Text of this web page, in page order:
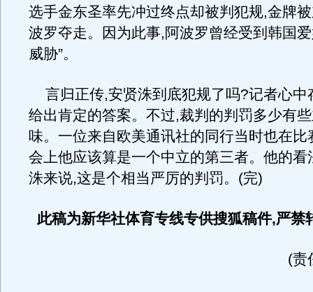
选手金东圣率先冲过终点却被判犯规,金牌
波罗夺走。因为此事,阿波罗曾经受到韩国
威胁”。
言归正传,安贤洙到底犯规了吗?记者心中
给出肯定的答案。不过,裁判的判罚多少有
味。一位来自欧美通讯社的同行当时也在比
会上他应该算是一个中立的第三者。他的看
洙来说,这是个相当严厉的判罚。(完)
此稿为新华社体育专线专供搜狐稿件,严禁
(责